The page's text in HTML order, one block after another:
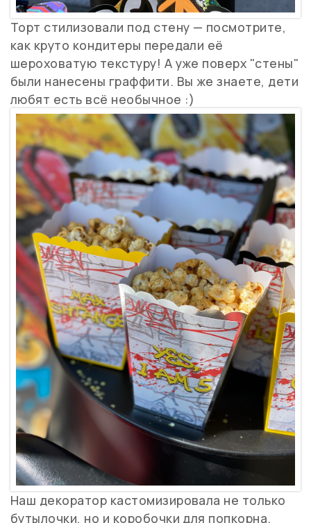
Торт стилизовали под стену — посмотрите,
как круто кондитеры передали её
шероховатую текстуру! А уже поверх "стены"
были нанесены граффити. Вы же знаете, дети
любят есть всё необычное :)
Наш декоратор кастомизировала не только
бутылочки, но и коробочки для попкорна.